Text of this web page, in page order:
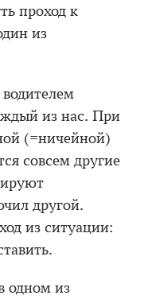
проход к
из
из нас. При
(=ничейной)
совсем другие
другой.
из ситуации:
одном из